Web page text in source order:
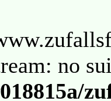
no